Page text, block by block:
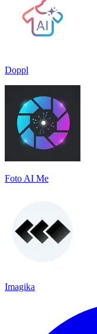
Doppl
Foto AI Me
Imagika